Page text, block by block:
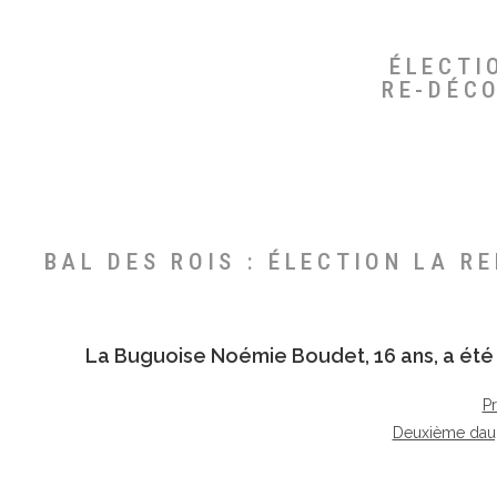
RE-
BAL DES ROIS : ÉLECTION LA
La Buguoise Noémie Boudet, 16 ans, a
Deuxième